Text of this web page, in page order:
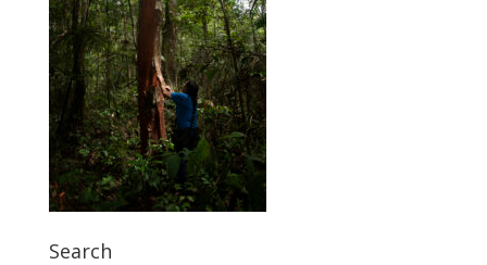
Search